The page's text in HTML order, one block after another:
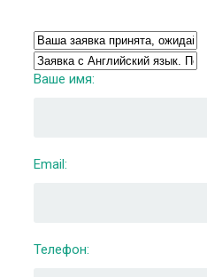
Ваше имя:
Email:
Телефон: